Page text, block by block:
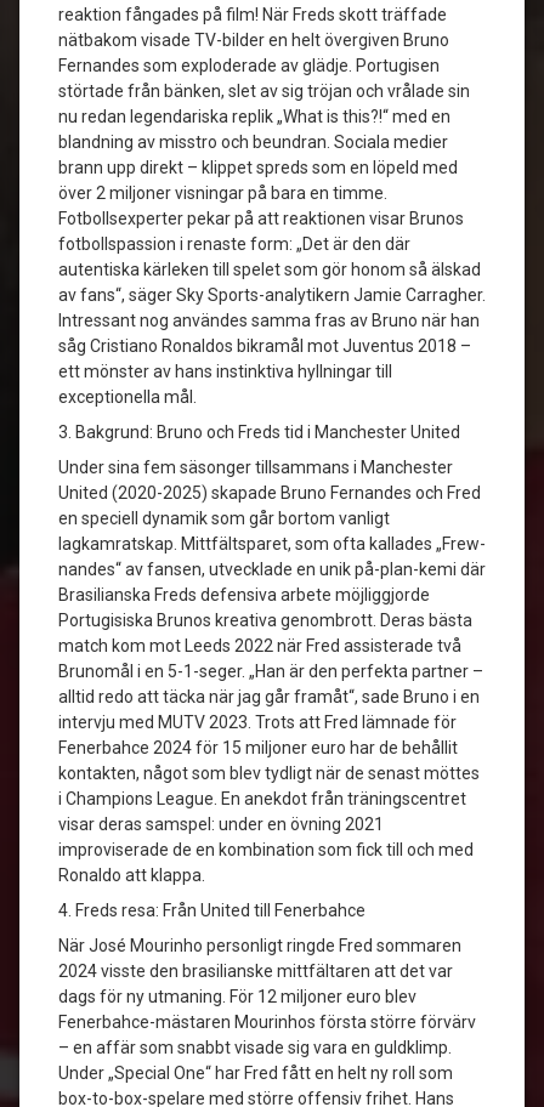
reaktion fångades på film! När Freds skott träffade
nätbakom visade TV-bilder en helt övergiven Bruno
Fernandes som exploderade av glädje. Portugisen
störtade från bänken, slet av sig tröjan och vrålade sin
nu redan legendariska replik „What is this?!“ med en
blandning av misstro och beundran. Sociala medier
brann upp direkt – klippet spreds som en löpeld med
över 2 miljoner visningar på bara en timme.
Fotbollsexperter pekar på att reaktionen visar Brunos
fotbollspassion i renaste form: „Det är den där
autentiska kärleken till spelet som gör honom så älskad
av fans“, säger Sky Sports-analytikern Jamie Carragher.
Intressant nog användes samma fras av Bruno när han
såg Cristiano Ronaldos bikramål mot Juventus 2018 –
ett mönster av hans instinktiva hyllningar till
exceptionella mål.
3. Bakgrund: Bruno och Freds tid i Manchester United
Under sina fem säsonger tillsammans i Manchester
United (2020-2025) skapade Bruno Fernandes och Fred
en speciell dynamik som går bortom vanligt
lagkamratskap. Mittfältsparet, som ofta kallades „Frew-
nandes“ av fansen, utvecklade en unik på-plan-kemi där
Brasilianska Freds defensiva arbete möjliggjorde
Portugisiska Brunos kreativa genombrott. Deras bästa
match kom mot Leeds 2022 när Fred assisterade två
Brunomål i en 5-1-seger. „Han är den perfekta partner –
alltid redo att täcka när jag går framåt“, sade Bruno i en
intervju med MUTV 2023. Trots att Fred lämnade för
Fenerbahce 2024 för 15 miljoner euro har de behållit
kontakten, något som blev tydligt när de senast möttes
i Champions League. En anekdot från träningscentret
visar deras samspel: under en övning 2021
improviserade de en kombination som fick till och med
Ronaldo att klappa.
4. Freds resa: Från United till Fenerbahce
När José Mourinho personligt ringde Fred sommaren
2024 visste den brasilianske mittfältaren att det var
dags för ny utmaning. För 12 miljoner euro blev
Fenerbahce-mästaren Mourinhos första större förvärv
– en affär som snabbt visade sig vara en guldklimp.
Under „Special One“ har Fred fått en helt ny roll som
box-to-box-spelare med större offensiv frihet. Hans